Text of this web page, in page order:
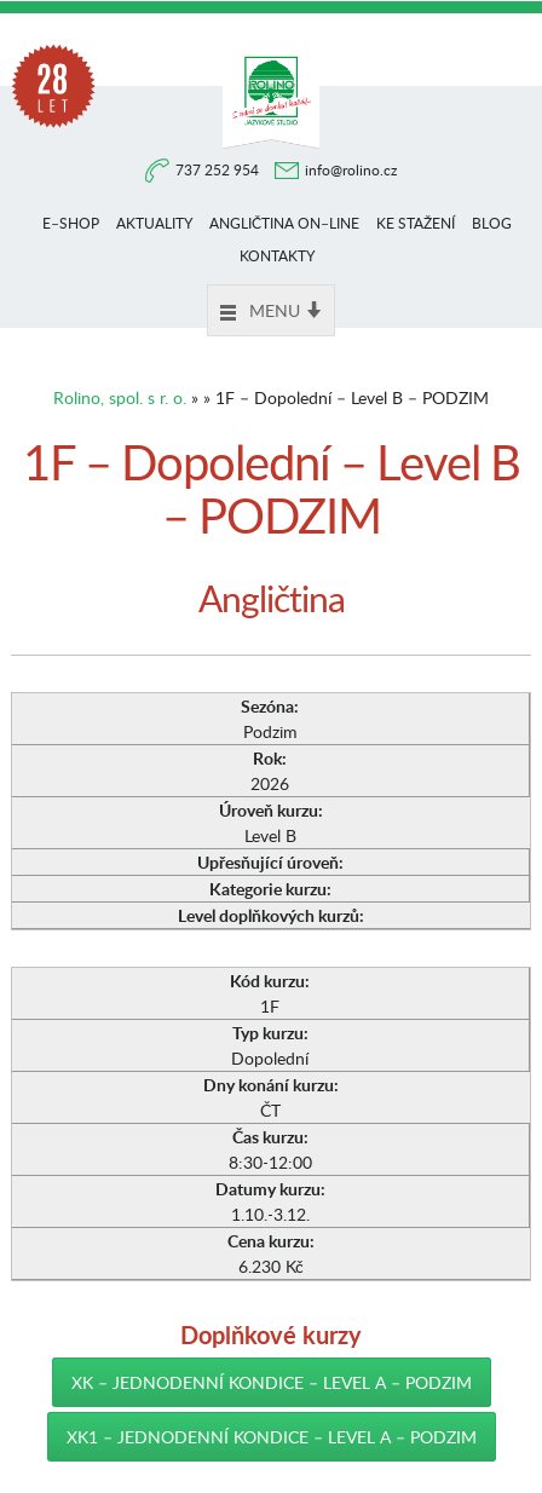
737 252 954 info@rolino.cz
E–SHOP AKTUALITY ANGLIČTINA ON–LINE KE STAŽENÍ
BLOG
KONTAKTY
MENU
Rolino, spol. s r. o. » » 1F – Dopolední – Level B – PODZIM
1F – Dopolední – Level B
– PODZIM
Angličtina
Sezóna:
Podzim
Rok:
2026
Úroveň kurzu:
Level B
Upřesňující úroveň:
Kategorie kurzu:
Level doplňkových kurzů:
Kód kurzu:
1F
Typ kurzu:
Dopolední
Dny konání kurzu:
ČT
Čas kurzu:
8:30-12:00
Datumy kurzu:
1.10.-3.12.
Cena kurzu:
6.230 Kč
Doplňkové kurzy
XK – JEDNODENNÍ KONDICE – LEVEL A – PODZIM
XK1 – JEDNODENNÍ KONDICE – LEVEL A – PODZIM